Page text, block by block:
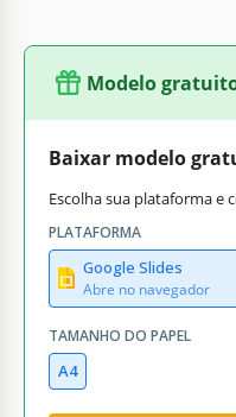
Modelo
Baixar modelo
Escolha sua plataforma e
PLATAFORMA
Google Slides
Abre no navegador
TAMANHO DO PAPEL
A4